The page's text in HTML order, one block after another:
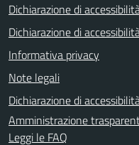
Dichiarazione di
Dichiarazione di
Informativa privacy
Note legali
Dichiarazione di
Amministrazione
Leggi le FAQ